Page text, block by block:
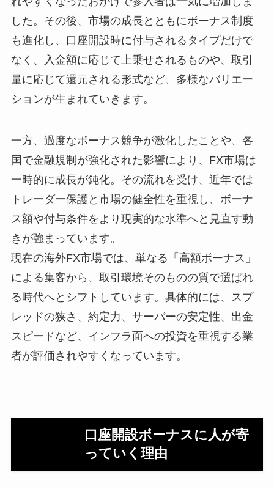
した。その後、市場の成長とともにボーナス制度
も進化し、口座開設時に付与されるタイプだけで
なく、入金額に応じて上乗せされるものや、取引
量に応じて還元される形式など、多様なバリエー
ションが生まれていきます。
一方、過度なボーナス競争が激化したことや、各
国で金融規制が強化された影響により、FX市場は
一時的に成長が鈍化。その流れを受け、近年では
トレーダー保護と市場の健全性を重視し、ボーナ
ス額や付与条件をより現実的な水準へと見直す動
きが強まっています。
現在の海外FX市場では、単なる「高額ボーナス」
による集客から、取引環境そのものの質で選ばれ
る時代へとシフトしています。具体的には、スプ
レッドの狭さ、約定力、サーバーの安定性、出金
スピードなど、インフラ面への投資を重視する業
者が評価されやすくなっています。
口座開設ボーナスに人が寄
っていく理由